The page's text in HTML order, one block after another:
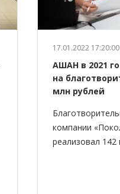
17.01.2022 17:20:00
АШАН в 2021
на
млн рублей
компании
реализовал 142